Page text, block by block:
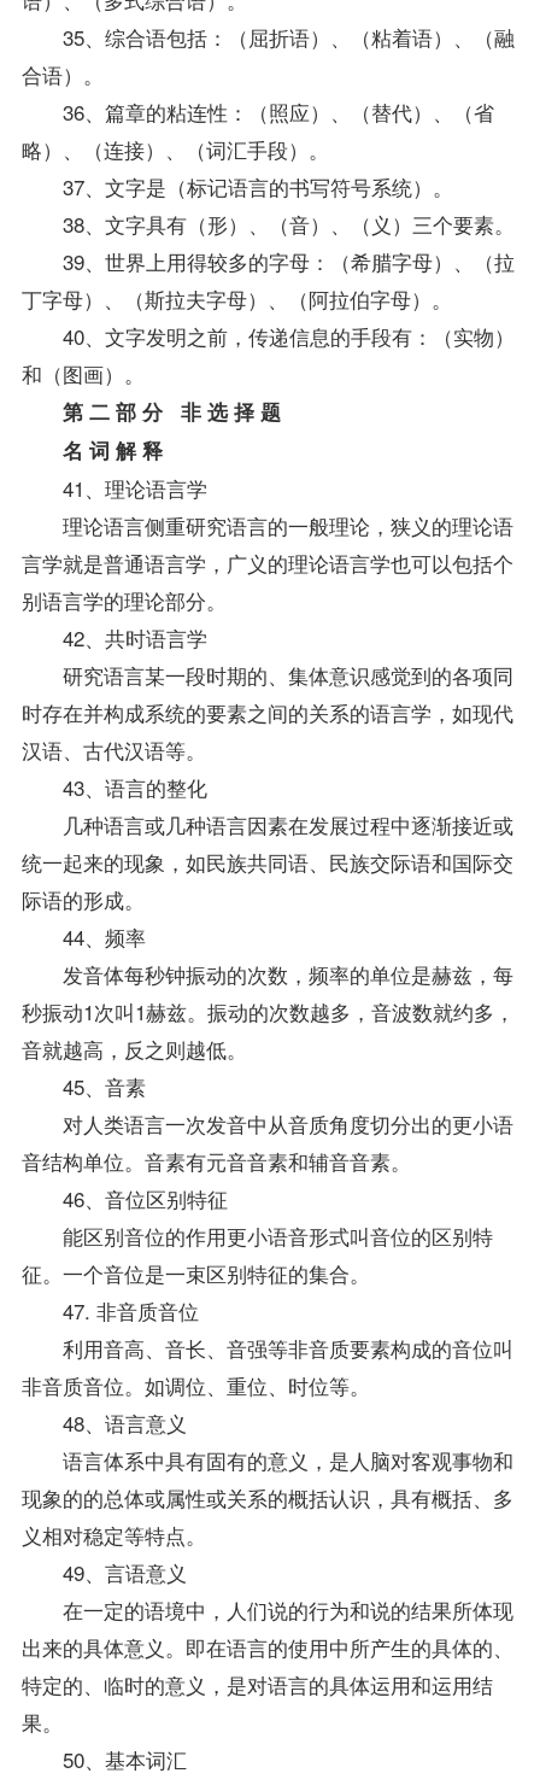
35、综合语包括：（屈折语）、（粘着语）、（融
合语）。
36、篇章的粘连性：（照应）、（替代）、（省
略）、（连接）、（词汇手段）。
37、文字是（标记语言的书写符号系统）。
38、文字具有（形）、（音）、（义）三个要素。
39、世界上用得较多的字母：（希腊字母）、（拉
丁字母）、（斯拉夫字母）、（阿拉伯字母）。
40、文字发明之前，传递信息的手段有：（实物）
和（图画）。
第 二 部 分 非 选 择 题
名 词 解 释
41、理论语言学
理论语言侧重研究语言的一般理论，狭义的理论语
言学就是普通语言学，广义的理论语言学也可以包括个
别语言学的理论部分。
42、共时语言学
研究语言某一段时期的、集体意识感觉到的各项同
时存在并构成系统的要素之间的关系的语言学，如现代
汉语、 古代汉语等。
43、语言的整化
几种语言或几种语言因素在发展过程中逐渐接近或
统一起来的现象，如民族共同语、民族交际语和国际交
际语的形成。
44、频率
发音体每秒钟振动的次数，频率的单位是赫兹，每
秒振动1次叫1赫兹。振动的次数越多，音波数就约多，
音就越高，反之则越低。
45、音素
对人类语言一次发音中从音质角度切分出的更小语
音结构单位。音素有元音音素和辅音音素。
46、音位区别特征
能区别音位的作用更小语音形式叫音位的区别特
征。一个音位是一束区别特征的集合。
47. 非音质音位
利用音高、音长、音强等非音质要素构成的音位叫
非音质音位。如调位、重位、时位等。
48、语言意义
语言体系中具有固有的意义，是人脑对客观事物和
现象的的总体或属性或关系的概括认识，具有概括、多
义相对稳定等特点。
49、言语意义
在一定的语境中，人们说的行为和说的结果所体现
出来的具体意义。即在语言的使用中所产生的具体的、
特定的、临时的意义，是对语言的具体运用和运用结
果。
50、基本词汇